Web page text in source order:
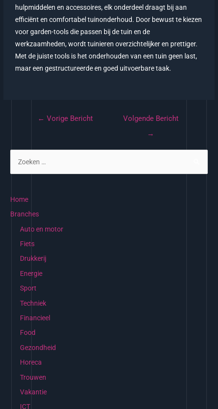
hulpmiddelen en accessoires, elk onderdeel draagt bij aan
efficiënt en comfortabel tuinonderhoud. Door bewust te kiezen
voor garden-tools die passen bij de tuin en de
werkzaamheden, wordt tuinieren overzichtelijker en prettiger.
Met de juiste tools is het onderhouden van een tuin geen last,
maar een gestructureerde en goed uitvoerbare taak.
← Vorige Bericht
Volgende Bericht
→
Home
Branches
Auto en motor
Fiets
Drukkerij
Energie
Sport
Techniek
Financieel
Food
Gezondheid
Horeca
Trouwen
Vakantie
ICT